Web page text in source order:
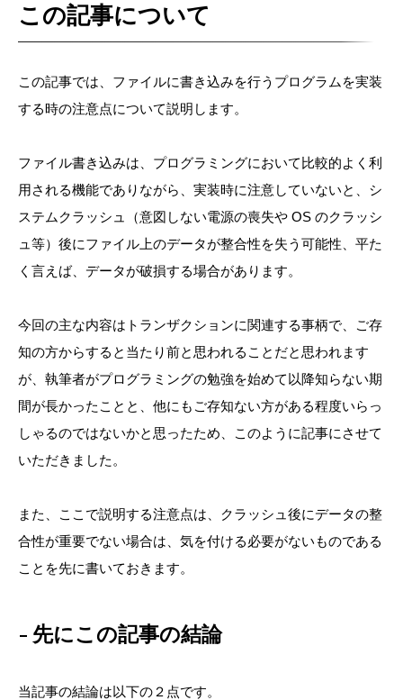
この記事について
この記事では、ファイルに書き込みを行うプログラムを実装
する時の注意点について説明します。
ファイル書き込みは、プログラミングにおいて比較的よく利
用される機能でありながら、実装時に注意していないと、シ
ステムクラッシュ（意図しない電源の喪失や OS のクラッシ
ュ等）後にファイル上のデータが整合性を失う可能性、平た
く言えば、データが破損する場合があります。
今回の主な内容はトランザクションに関連する事柄で、ご存
知の方からすると当たり前と思われることだと思われます
が、執筆者がプログラミングの勉強を始めて以降知らない期
間が長かったことと、他にもご存知ない方がある程度いらっ
しゃるのではないかと思ったため、このように記事にさせて
いただきました。
また、ここで説明する注意点は、クラッシュ後にデータの整
合性が重要でない場合は、気を付ける必要がないものである
ことを先に書いておきます。
先にこの記事の結論
当記事の結論は以下の２点です。